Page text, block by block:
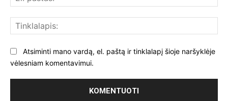
Atsiminti mano vardą, el. paštą ir tinklalapį šioje naršyklėje
vėlesniam komentavimui.